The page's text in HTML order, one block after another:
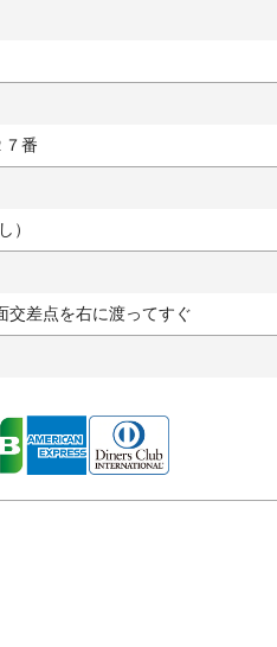
７番
）
交差点を右に渡ってすぐ